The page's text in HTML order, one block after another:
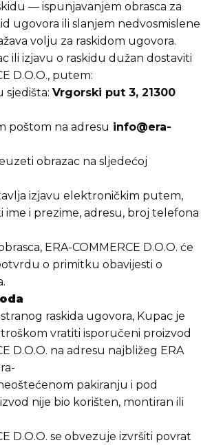
— ispunjavanjem obrasca za
ugovora ili slanjem nedvosmislene
volju za raskidom ugovora.
ili izjavu o raskidu dužan dostaviti
D.O.O., putem:
sjedišta: Vrgorski put 3, 21300
poštom na adresu info@era-
obrazac na sljedećoj
izjavu elektroničkim putem,
ime i prezime, adresu, broj telefona
ERA-COMMERCE D.O.O. će
o primitku obavijesti o
raskida ugovora, Kupac je
vratiti isporučeni proizvod
D.O.O. na adresu najbližeg ERA
pakiranju i pod
nije bio korišten, montiran ili
D.O.O. se obvezuje izvršiti povrat